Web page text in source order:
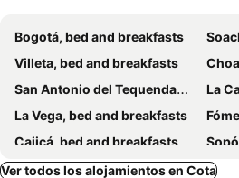
El Portal
Habitación en el cielo
Tikki
Bamuka Hostal
Elfa
Fly & Stay Bogota Apt 2
La
Freyja Hostal Boutique - Café Bistró
Habitacion individual Para viajeros
Bogotá, bed and breakfasts
Villeta, bed and breakfasts
San Antonio del Tequendama, bed and breakfasts
La
La Vega, bed and breakfasts
Cajicá, bed and breakfasts
Chía, bed and breakfasts
Ver todos los alojamientos en Cota